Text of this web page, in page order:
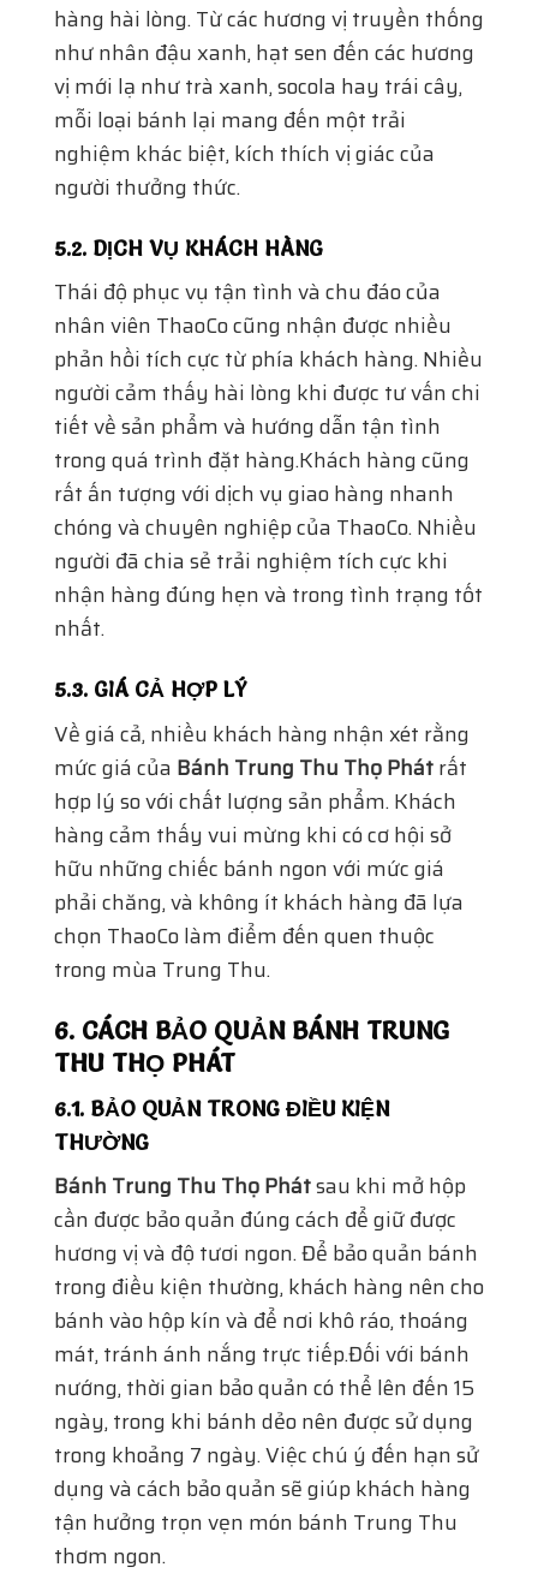
Thái độ phục vụ tận tình và chu đáo của
nhân viên ThaoCo cũng nhận được nhiều
phản hồi tích cực từ phía khách hàng. Nhiều
người cảm thấy hài lòng khi được tư vấn chi
tiết về sản phẩm và hướng dẫn tận tình
trong quá trình đặt hàng.Khách hàng cũng
chóng và chuyên nghiệp của ThaoCo. Nhiều
người đã chia sẻ trải nghiệm tích cực khi
nhận hàng đúng hẹn và trong tình trạng tốt
nhất.
5.3. GIÁ CẢ HỢP LÝ
Về giá cả, nhiều khách hàng nhận xét rằng
mức giá của Bánh Trung Thu Thọ Phátrất
hợp lý so với chất lượng sản phẩm. Khách
hàng cảm thấy vui mừng khi có cơ hội sở
hữu những chiếc bánh ngon với mức giá
phải chăng, và không ít khách hàng đã lựa
chọn ThaoCo làm điểm đến quen thuộc
trong mùa Trung Thu.
6. CÁCH BẢO QUẢN BÁNH TRUNG
THU THỌ PHÁT
6.1. BẢO QUẢN TRONG ĐIỀU KIỆN
THƯỜNG
Bánh Trung Thu Thọ Phátsau khi mở hộp
cần được bảo quản đúng cách để giữ được
hương vị và độ tươi ngon. Để bảo quản bánh
trong điều kiện thường, khách hàng nên cho
bánh vào hộp kín và để nơi khô ráo, thoáng
mát, tránh ánh nắng trực tiếp.Đối với bánh
nướng, thời gian bảo quản có thể lên đến 15
ngày, trong khi bánh dẻo nên được sử dụng
trong khoảng 7 ngày. Việc chú ý đến hạn sử
dụng và cách bảo quản sẽ giúp khách hàng
tận hưởng trọn vẹn món bánh Trung Thu
thơm ngon.
6.2. BẢO QUẢN TRONG TỦ LẠNH
Nếu khách hàng muốn bảo quản lâu hơn, có
thể cho bánh vào tủ lạnh. Tuy nhiên, trước
khi cho bánh vào tủ lạnh, hãy bọc kín bánh
bằng màng bọc thực phẩm hoặc cho vào
hộp kín để tránh hút ẩm và giữ nguyên
hương vị.Khi lấy bánh ra khỏi tủ lạnh, nên